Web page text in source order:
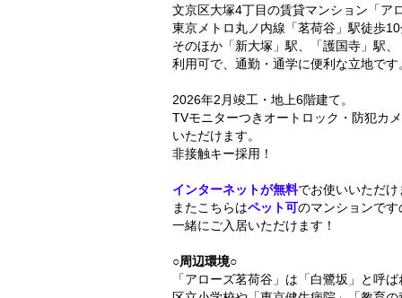
文京区大塚4丁目の賃貸マンション「ア
東京メトロ丸ノ内線「茗荷谷」駅徒歩
そのほか「新大塚」駅、「護国寺」駅
利用可で、通勤・通学に便利な立地です
2026年2月竣工・地上6階建て。
TVモニターつきオートロック・防犯カ
いただけます。
非接触キー採用！
インターネットが無料でお使いいただ
またこちらはペット可のマンションで
一緒にご入居いただけます！
○周辺環境○
「アローズ茗荷谷」は「白鷺坂」と呼